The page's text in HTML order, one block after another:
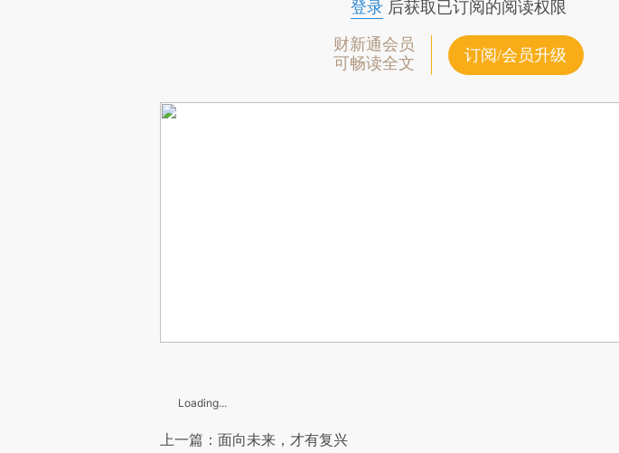
登录后获取已订阅的阅读权限
财新通会员
可畅读全文
订阅/会员升级
Loading...
上一篇：面向未来，才有复兴